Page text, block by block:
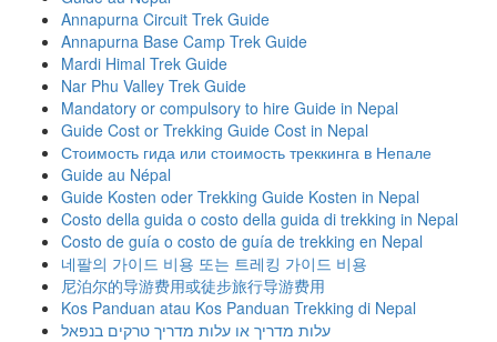
Annapurna Circuit Trek Guide
Annapurna Base Camp Trek Guide
Mardi Himal Trek Guide
Nar Phu Valley Trek Guide
Mandatory or compulsory to hire Guide in Nepal
Guide Cost or Trekking Guide Cost in Nepal
Стоимость гида или стоимость треккинга в Непале
Guide au Népal
Guide Kosten oder Trekking Guide Kosten in Nepal
Costo della guida o costo della guida di trekking in Nepal
Costo de guía o costo de guía de trekking en Nepal
네팔의 가이드 비용 또는 트레킹 가이드 비용
尼泊尔的导游费用或徒步旅行导游费用
Kos Panduan atau Kos Panduan Trekking di Nepal
עלות מדריך או עלות מדריך טרקים בנפאל